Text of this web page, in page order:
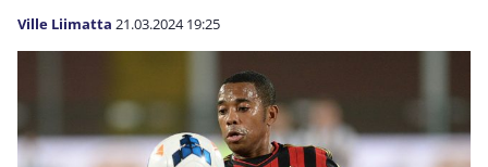
Ville Liimatta 21.03.2024 19:25